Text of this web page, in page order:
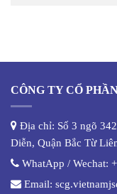
CÔNG TY CỔ
Địa chỉ: Số 3 ngõ
Diễn, Quận Bắc Từ
WhatApp / Wechat:
Email: